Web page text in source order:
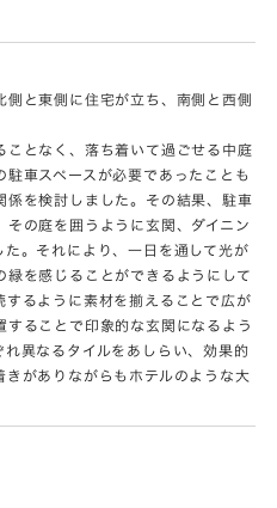
側と東側に住宅が立ち、南側と西側
ことなく、落ち着いて過ごせる中庭
車スペースが必要であったことも
係を検討しました。その結果、駐車
の庭を囲うように玄関、ダイニン
。それにより、一日を通して光が
を感じることができるようにして
するように素材を揃えることで広が
することで印象的な玄関になるよう
異なるタイルをあしらい、効果的
がありながらもホテルのような大